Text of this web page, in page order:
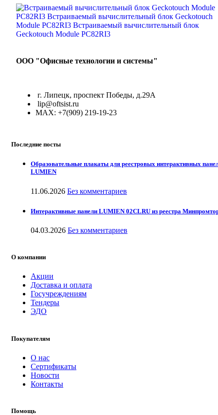
ООО "Офисные технологии и системы"
г. Липецк, проспект Победы, д.29А
lip@oftsist.ru
МАХ: +7(909) 219-19-23
Последние посты
Образовательные плакаты для реестровых интерактивных
LUMIEN
11.06.2026 Без комментариев
Интерактивные панели LUMIEN 02CLRU из реестра
04.03.2026 Без комментариев
О компании
Акции
Доставка и оплата
Госучреждениям
Тендеры
ЭДО
Покупателям
О нас
Сертификаты
Новости
Контакты
Помощь